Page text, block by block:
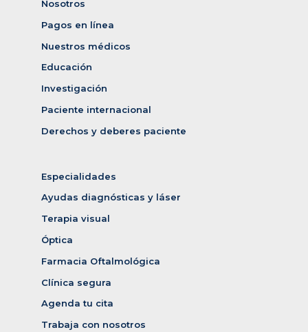
Nosotros
Pagos en línea
Nuestros médicos
Educación
Investigación
Paciente internacional
Derechos y deberes paciente
Especialidades
Ayudas diagnósticas y láser
Terapia visual
Óptica
Farmacia Oftalmológica
Clínica segura
Agenda tu cita
Trabaja con nosotros